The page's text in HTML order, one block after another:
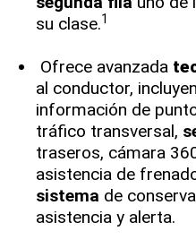
su clase.1
Ofrece avanzada
al conductor,
información de
tráfico transversal,
traseros, cámara
asistencia de
sistema de
asistencia y alerta.